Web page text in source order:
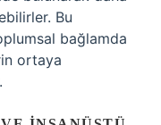
Bu
bağlamda
ortaya